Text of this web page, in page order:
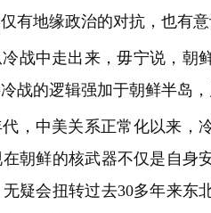
有地缘政治的对抗，也有意
战中走出来，毋宁说，朝
战的逻辑强加于朝鲜半岛，
，中美关系正常化以来，
朝鲜的核武器不仅是自身
疑会扭转过去30多年来东